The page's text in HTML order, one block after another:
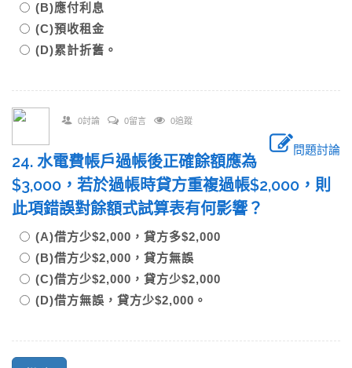
(B)應付利息
(C)預收租金
(D)累計折舊。
0討論 0留言 0追蹤
問題討論
24. 水電費帳戶過帳後正確餘額應為
$3,000，若於過帳時貸方重複過帳$2,000，則
此項錯誤對餘額式試算表有何影響？
(A)借方少$2,000，貸方多$2,000
(B)借方少$2,000，貸方無誤
(C)借方少$2,000，貸方少$2,000
(D)借方無誤，貸方少$2,000。